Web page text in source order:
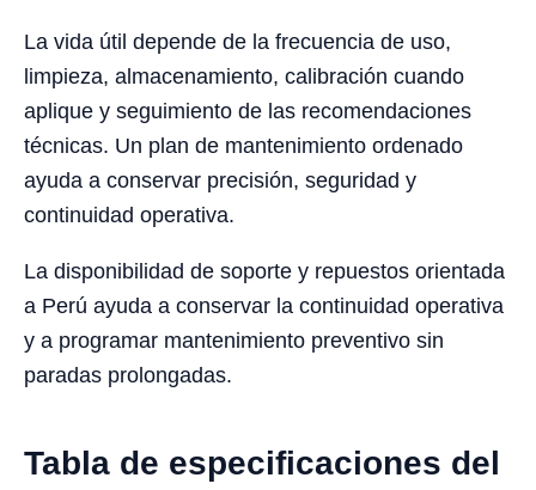
La vida útil depende de la frecuencia de uso,
limpieza, almacenamiento, calibración cuando
aplique y seguimiento de las recomendaciones
técnicas. Un plan de mantenimiento ordenado
ayuda a conservar precisión, seguridad y
continuidad operativa.
La disponibilidad de soporte y repuestos orientada
a Perú ayuda a conservar la continuidad operativa
y a programar mantenimiento preventivo sin
paradas prolongadas.
Tabla de especificaciones del